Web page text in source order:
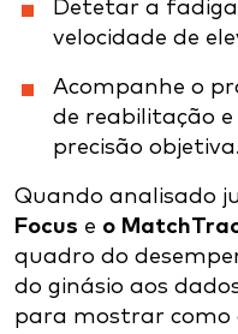
Detetar a
velocidade de
Acompanhe o
de reabilitação e
precisão objetiva.
Quando analisado
Focus e o
quadro do
do ginásio aos
para mostrar como